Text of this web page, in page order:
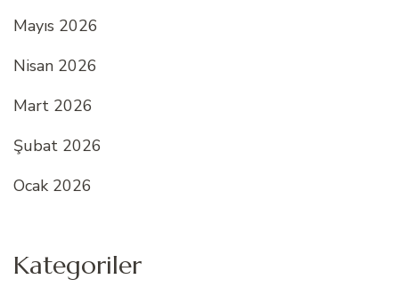
Mayıs 2026
Nisan 2026
Mart 2026
Şubat 2026
Ocak 2026
Kategoriler